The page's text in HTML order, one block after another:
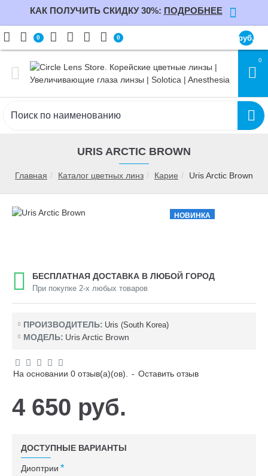
КАК ПОЛУЧИТЬ СКИДКУ 30%: ПОДРОБНЕЕ
0 0 руб.
0
Главная Каталог цветных линз Карие Uris Arctic Brown
URIS ARCTIC BROWN
НОВИНКА
БЕСПЛАТНАЯ ДОСТАВКА В ЛЮБОЙ ГОРОД
При покупке 2-х любых товаров
ПРОИЗВОДИТЕЛЬ: Uris (South Korea)
МОДЕЛЬ: Uris Arctic Brown
На основании 0 отзыв(а)(ов). - Оставить отзыв
4 650 руб.
ДОСТУПНЫЕ ВАРИАНТЫ
Диоптрии